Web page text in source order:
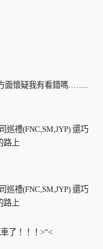
面懷疑我有看錯嗎……..
了！！！>”<